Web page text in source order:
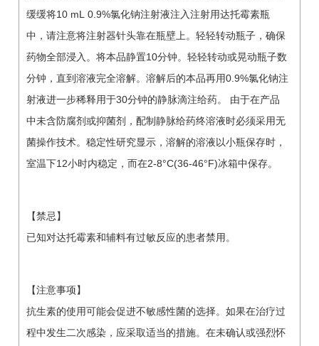
缓缓将10 mL 0.9%氯化钠注射液注入注射用达托霉素瓶
中，请注意将注射器针头靠在瓶壁上。轻轻转动瓶子，确保
药物全部浸入。将本品静置10分钟。轻轻转动或晃动瓶子数
分钟，直到溶液完全溶解。溶解后的本品再用0.9%氯化钠注
射液进一步稀释用于30分钟的静脉滴注给药。 由于在产品
中未含防腐剂或抑菌剂，配制静脉给药终溶液时必须采用无
菌操作技术。稳定性研究显示，溶解的溶液以小瓶保存时，
室温下12小时内稳定，而在2-8°C(36-46°F)冰箱中保存。
【禁忌】
已知对达托霉素和辅料有过敏反应的患者禁用。
【注意事项】
抗生素的使用可能会促进不敏感性菌的选择。如果在治疗过
程中发生二次感染，应采取适当的措施。在未确认或强烈怀